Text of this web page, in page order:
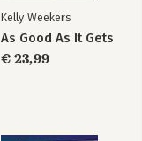
Kelly Weekers
As Good As It Gets
€ 23,99